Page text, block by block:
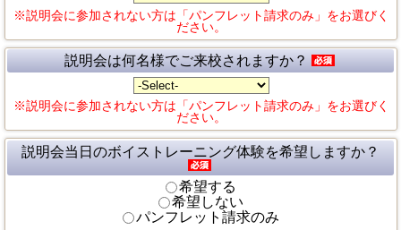
※説明会に参加されない方は「パンフレット請求のみ」をお選びく
ださい。
説明会は何名様でご来校されますか？
※説明会に参加されない方は「パンフレット請求のみ」をお選びく
ださい。
説明会当日のボイストレーニング体験を希望しますか？
希望する
希望しない
パンフレット請求のみ